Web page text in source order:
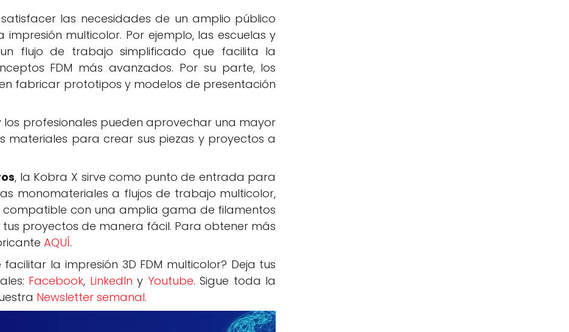
las necesidades de un amplio público
multicolor. Por ejemplo, las escuelas y
flujo de trabajo simplificado que facilita la
FDM más avanzados. Por su parte, los
fabricar prototipos y modelos de presentación
los profesionales pueden aprovechar una mayor
materiales para crear sus piezas y proyectos a
, la Kobra X sirve como punto de entrada para
monomateriales a flujos de trabajo multicolor,
compatible con una amplia gama de filamentos
proyectos de manera fácil. Para obtener más
AQUÍ.
la impresión 3D FDM multicolor? Deja tus
Facebook, LinkedIn y Youtube. Sigue toda la
Newsletter semanal.